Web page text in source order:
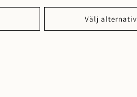
Välj alternativ